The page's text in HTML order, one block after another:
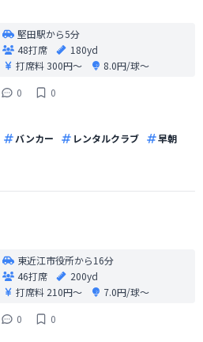
堅田駅から5分
48打席
180yd
打席料300円〜
8.0円/球〜
0
0
バンカー レンタルクラブ
早朝
東近江市役所から16分
46打席
200yd
打席料 210円〜
7.0円/球〜
0
0